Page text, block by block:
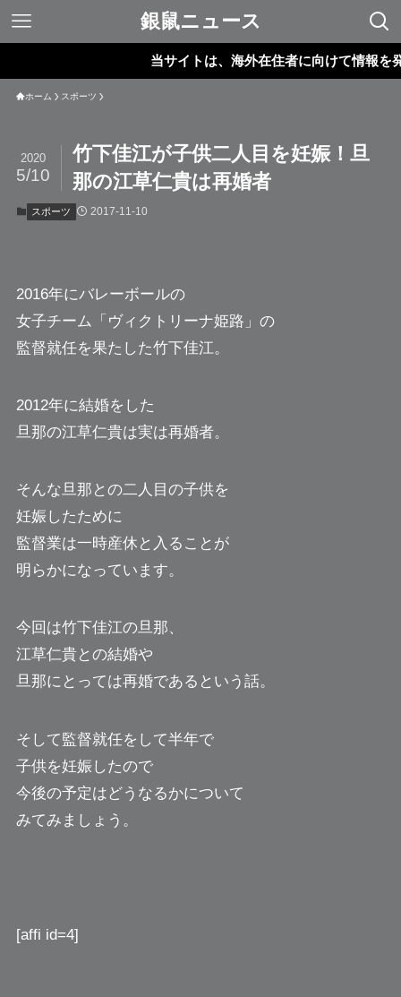
銀鼠ニュース
当サイトは、海外在住者に向けて情報を発信し
ホーム スポーツ
竹下佳江が子供二人目を妊娠！旦
那の江草仁貴は再婚者
2020
5/10
スポーツ 2017-11-10
2016年にバレーボールの
女子チーム「ヴィクトリーナ姫路」の
監督就任を果たした竹下佳江。
2012年に結婚をした
旦那の江草仁貴は実は再婚者。
そんな旦那との二人目の子供を
妊娠したために
監督業は一時産休と入ることが
明らかになっています。
今回は竹下佳江の旦那、
江草仁貴との結婚や
旦那にとっては再婚であるという話。
そして監督就任をして半年で
子供を妊娠したので
今後の予定はどうなるかについて
みてみましょう。
[affi id=4]